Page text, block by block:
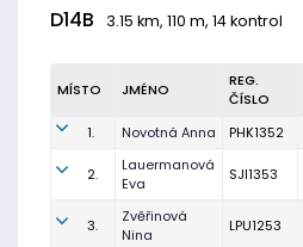
D14B 3.15 km, 110 m, 14 kontrol
MÍSTO JMÉNO
REG.
ČÍSLO
1. Novotná Anna PHK1352
2.
Lauermanová
Eva
SJI1353
3.
Zvěřinová
Nina
LPU1253